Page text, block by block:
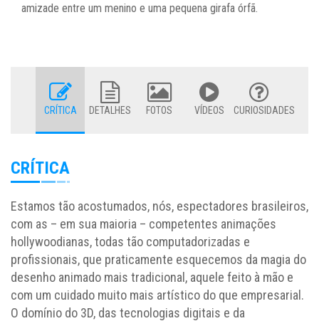
amizade entre um menino e uma pequena girafa órfã.
CRÍTICA DETALHES FOTOS VÍDEOS CURIOSIDADES
CRÍTICA
Estamos tão acostumados, nós, espectadores brasileiros,
com as – em sua maioria – competentes animações
hollywoodianas, todas tão computadorizadas e
profissionais, que praticamente esquecemos da magia do
desenho animado mais tradicional, aquele feito à mão e
com um cuidado muito mais artístico do que empresarial.
O domínio do 3D, das tecnologias digitais e da